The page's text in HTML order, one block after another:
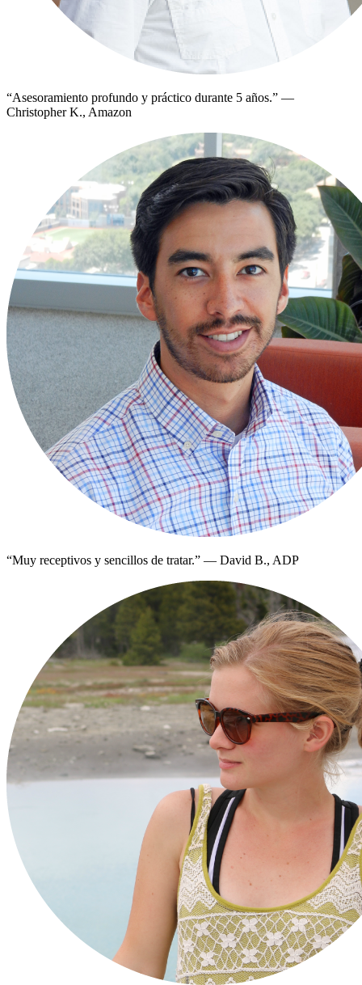
“Asesoramiento profundo y práctico durante 5 años.” —
Christopher K., Amazon
“Muy receptivos y sencillos de tratar.” — David B., ADP